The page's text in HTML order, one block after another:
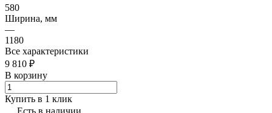
580
Ширина, мм
—
1180
Все характеристики
9 810 ₽
В корзину
Купить в 1 клик
Есть в наличии